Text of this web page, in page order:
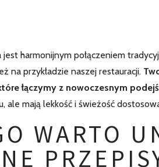
jest harmonijnym połączeniem
na przykładzie naszej restauracji.
łączymy z nowoczesnym
ale mają lekkość i świeżość
WARTO